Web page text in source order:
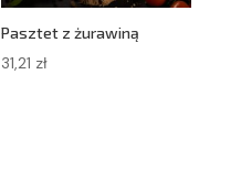
Pasztet z żurawiną
31,21 zł